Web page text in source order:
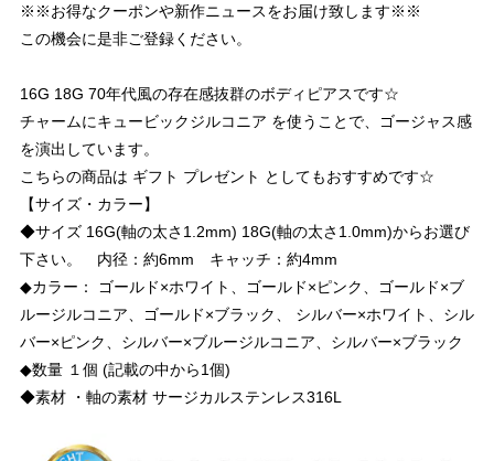
※※お得なクーポンや新作ニュースをお届け致します※※
この機会に是非ご登録ください。
16G 18G 70年代風の存在感抜群のボディピアスです☆
チャームにキュービックジルコニア を使うことで、ゴージャス感
を演出しています。
こちらの商品は ギフト プレゼント としてもおすすめです☆
【サイズ・カラー】
◆サイズ 16G(軸の太さ1.2mm) 18G(軸の太さ1.0mm)からお選び
下さい。 内径：約6mm キャッチ：約4mm
◆カラー： ゴールド×ホワイト、ゴールド×ピンク、ゴールド×ブ
ルージルコニア、ゴールド×ブラック、 シルバー×ホワイト、シル
バー×ピンク、シルバー×ブルージルコニア、シルバー×ブラック
◆数量 １個 (記載の中から1個)
◆素材 ・軸の素材 サージカルステンレス316L